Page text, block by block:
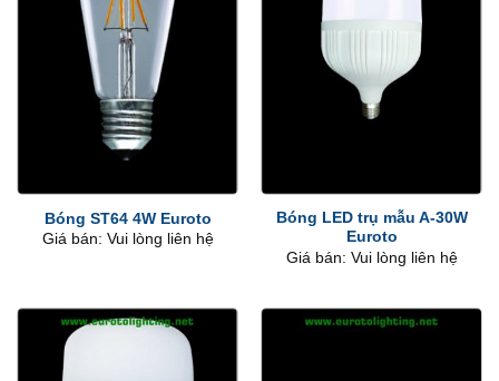
Bóng ST64 4W Euroto
Giá bán: Vui lòng liên hệ
Bóng LED trụ mẫu A-30W
Euroto
Giá bán: Vui lòng liên hệ